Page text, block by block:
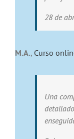
28 de
M.A., Curso
Una